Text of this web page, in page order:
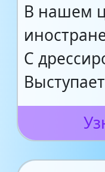
В нашем
С